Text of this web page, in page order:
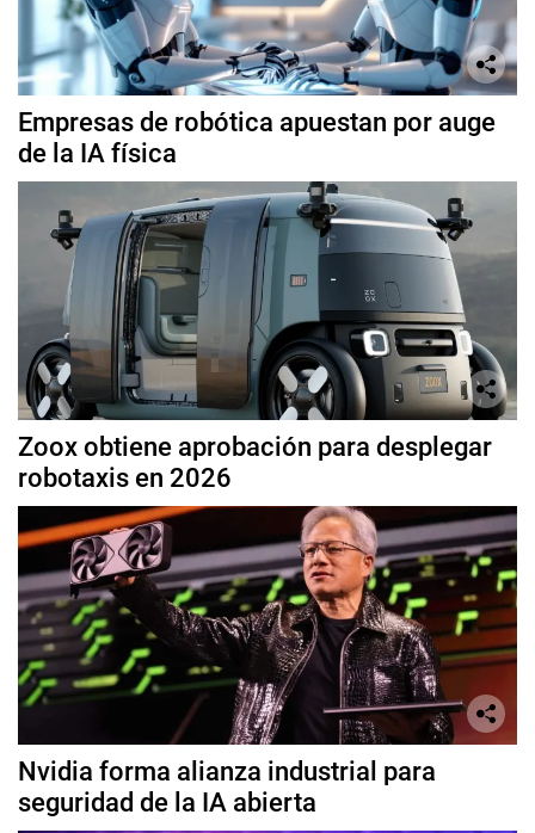
Empresas de robótica apuestan por auge
de la IA física
Zoox obtiene aprobación para desplegar
robotaxis en 2026
Nvidia forma alianza industrial para
seguridad de la IA abierta